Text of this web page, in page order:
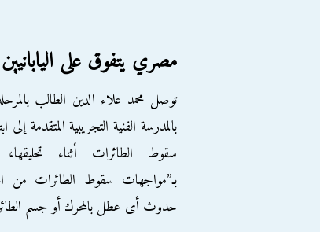
مصري يتفوق على
توصل محمد علاء الدين الطالب بالمرحلة
بالمدرسة الفنية التجريبية المتقدمة إلى
سقوط الطائرات أثناء
بـ”مواجهات سقوط الطائرات من
حدوث أى عطل بالمحرك أو جسم